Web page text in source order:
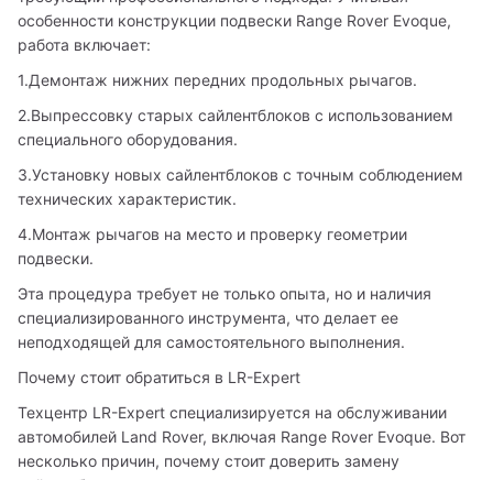
особенности конструкции подвески Range Rover Evoque,
работа включает:
1.Демонтаж нижних передних продольных рычагов.
2.Выпрессовку старых сайлентблоков с использованием
специального оборудования.
3.Установку новых сайлентблоков с точным соблюдением
технических характеристик.
4.Монтаж рычагов на место и проверку геометрии
подвески.
Эта процедура требует не только опыта, но и наличия
специализированного инструмента, что делает ее
неподходящей для самостоятельного выполнения.
Почему стоит обратиться в LR-Expert
Техцентр LR-Expert специализируется на обслуживании
автомобилей Land Rover, включая Range Rover Evoque. Вот
несколько причин, почему стоит доверить замену